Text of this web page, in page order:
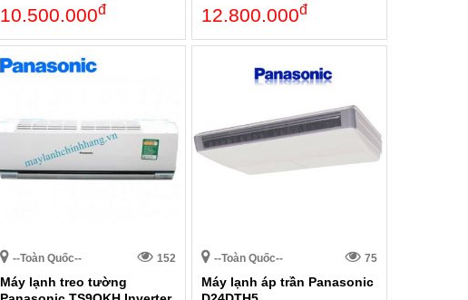
10.500.000đ 12.800.000đ
--Toàn Quốc-- 152
Máy lạnh treo tường
--Toàn Quốc-- 75
Máy lạnh áp trần Panasonic